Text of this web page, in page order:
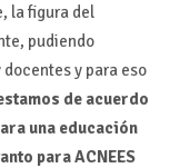
la figura del
pudiendo
y para eso
de acuerdo
una educación
para ACNEES